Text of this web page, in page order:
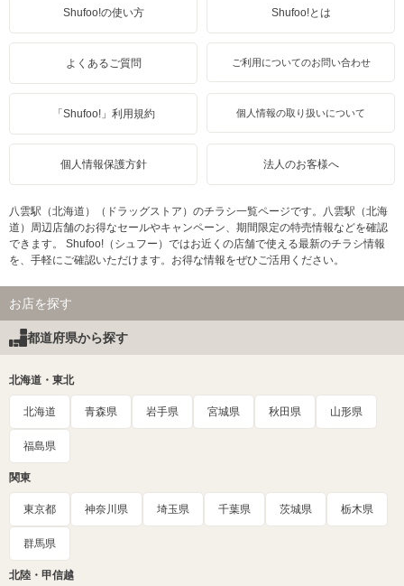
Shufoo!の使い方 Shufoo!とは
よくあるご質問 ご利用についてのお問い合わせ
「Shufoo!」利用規約 個人情報の取り扱いについて
個人情報保護方針 法人のお客様へ
八雲駅（北海道）（ドラッグストア）のチラシ一覧ページです。八雲駅（北海
道）周辺店舗のお得なセールやキャンペーン、期間限定の特売情報などを確認
できます。 Shufoo!（シュフー）ではお近くの店舗で使える最新のチラシ情報
を、手軽にご確認いただけます。お得な情報をぜひご活用ください。
お店を探す
都道府県から探す
北海道・東北
北海道 青森県 岩手県 宮城県 秋田県 山形県
福島県
関東
東京都 神奈川県 埼玉県 千葉県 茨城県 栃木県
群馬県
北陸・甲信越